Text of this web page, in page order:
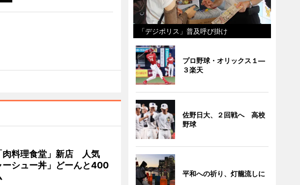
肉料理食堂」新店 人気
ーシュー丼」どーんと400
「デジポリス」普及呼び掛け
プロ野球・オリックス１―
３楽天
佐野日大、２回戦へ 高校
野球
平和への祈り、灯籠流しに